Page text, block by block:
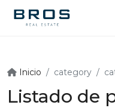
Inicio category
Listado de